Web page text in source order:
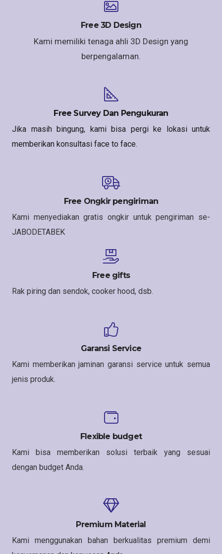
Free 3D Design
Kami memiliki tenaga ahli 3D Design yang
berpengalaman.
Free Survey Dan Pengukuran
Jika masih bingung, kami bisa pergi ke lokasi untuk
memberikan konsultasi face to face.
Free Ongkir pengiriman
Kami menyediakan gratis ongkir untuk pengiriman se-
JABODETABEK
Free gifts
Rak piring dan sendok, cooker hood, dsb.
Garansi Service
Kami memberikan jaminan garansi service untuk semua
jenis produk.
Flexible budget
Kami bisa memberikan solusi terbaik yang sesuai
dengan budget Anda.
Premium Material
Kami menggunakan bahan berkualitas premium demi